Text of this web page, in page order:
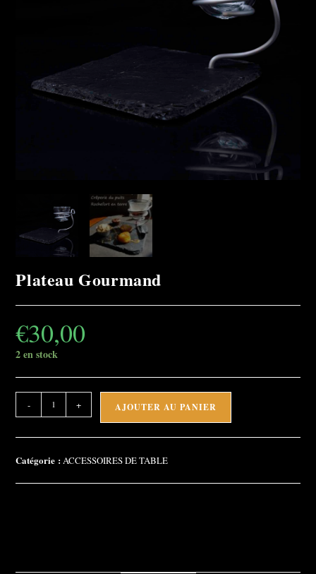
Plateau Gourmand
€30,00
2 en stock
de
Plateau
- + AJOUTER AU PANIER
Catégorie :ACCESSOIRES DE TABLE